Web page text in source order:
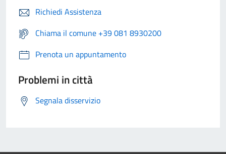
Richiedi Assistenza
Chiama il comune +39 081 8930200
Prenota un appuntamento
Problemi in città
Segnala disservizio